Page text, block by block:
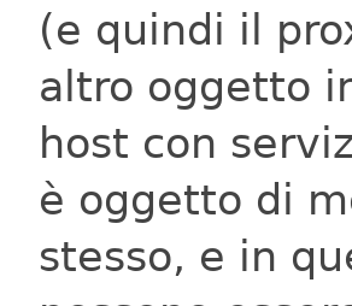
(e quindi il
altro oggetto
host con
è oggetto di
stesso, e in